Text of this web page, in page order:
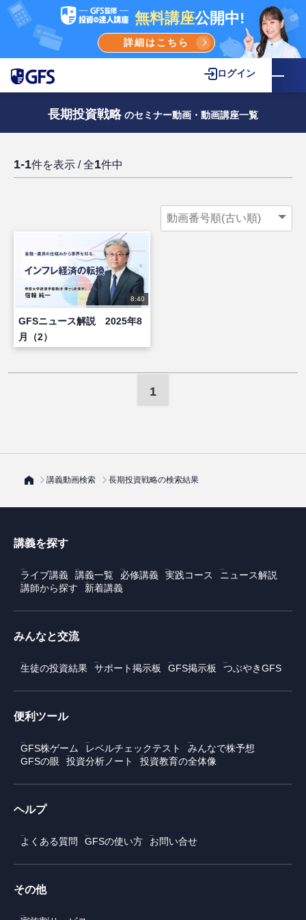
無料講座公開中!
詳細はこちら
ログイン
長期投資戦略 のセミナー動画・動画講座一覧
1-1件を表示 / 全1件中
8:40
GFSニュース解説 2025年8
月（2）
1
講義動画検索 長期投資戦略の検索結果
講義を探す
ライブ講義 講義一覧 必修講義 実践コース
ニュース解説
講師から探す
新着講義
みんなと交流
生徒の投資結果 サポート掲示板 GFS掲示板 つぶやきGFS
便利ツール
GFS株ゲーム レベルチェックテスト
みんなで株予想
GFSの眼
投資分析ノート 投資教育の全体像
ヘルプ
よくある質問 GFSの使い方 お問い合せ
その他